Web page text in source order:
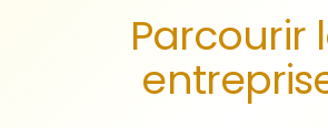
Parcourir